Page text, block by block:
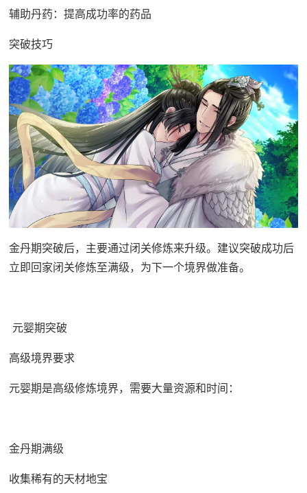
辅助丹药：提高成功率的药品
突破技巧
金丹期突破后，主要通过闭关修炼来升级。建议突破成功后
立即回家闭关修炼至满级，为下一个境界做准备。
元婴期突破
高级境界要求
元婴期是高级修炼境界，需要大量资源和时间：
金丹期满级
收集稀有的天材地宝